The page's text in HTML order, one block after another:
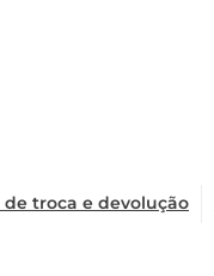
de troca e devolução